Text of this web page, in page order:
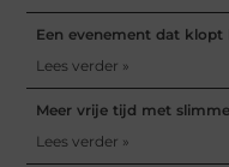
Een evenement dat
Lees verder »
Meer vrije tijd met
Lees verder »